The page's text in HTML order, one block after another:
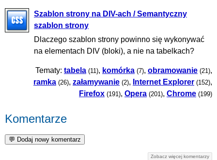
Szablon strony na DIV-ach / Semantyczny
szablon strony
Dlaczego szablon strony powinno się wykonywać
na elementach DIV (bloki), a nie na tabelkach?
Tematy: tabela (11), komórka (7), obramowanie (21),
ramka (26), załamywanie (2), Internet Explorer (152),
Firefox (191), Opera (201), Chrome (199)
Komentarze
Zobacz więcej komentarzy